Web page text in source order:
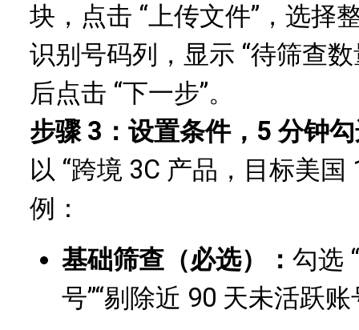
块，点击 “上传文件”，选择
识别号码列，显示 “待筛查
后点击 “下一步”。
步骤 3：设置条件，5 分钟
以 “跨境 3C 产品，目标美
例：
基础筛查（必选）： 勾选
号”“剔除近 90 天未活跃账